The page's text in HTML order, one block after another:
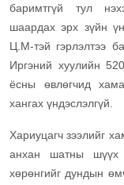
баримтгүй тул
шаардах эрх зүйн
Ц.М-тэй гэрлэлтээ
Иргэний хуулийн
ёсны өвлөгчид
хангах үндэслэлгүй.
Хариуцагч зээлийг
анхан шатны шүүх
хөрөнгийг дундын